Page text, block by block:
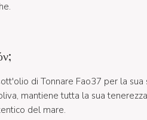
di Tonnare Fao37 per la
mantiene tutta la sua
del mare.